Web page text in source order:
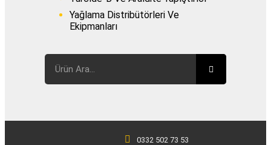
Yağlama Distribütörleri Ve
Ekipmanları
0332 502 73 53